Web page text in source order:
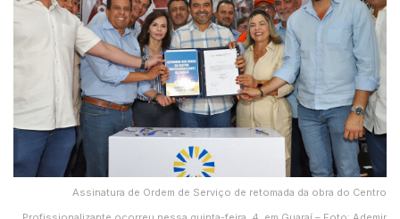
Assinatura de Ordem de Serviço de retomada da obra do Centro